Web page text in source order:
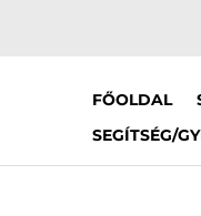
FŐOLDAL
SEGÍTSÉG/